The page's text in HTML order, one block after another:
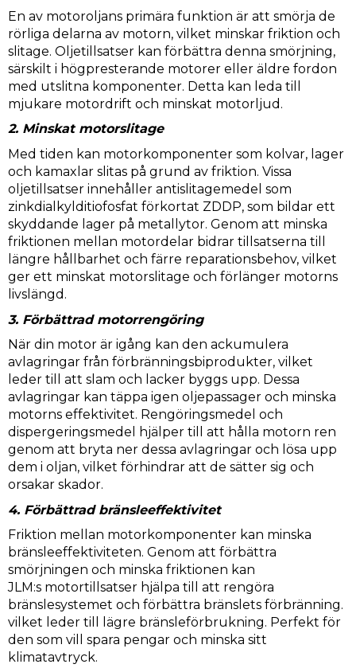
En av motoroljans primära funktion är att smörja de
rörliga delarna av motorn, vilket minskar friktion och
slitage. Oljetillsatser kan förbättra denna smörjning,
särskilt i högpresterande motorer eller äldre fordon
med utslitna komponenter. Detta kan leda till
mjukare motordrift och minskat motorljud.
2. Minskat motorslitage
Med tiden kan motorkomponenter som kolvar, lager
och kamaxlar slitas på grund av friktion. Vissa
oljetillsatser innehåller antislitagemedel som
zinkdialkylditiofosfat förkortat ZDDP, som bildar ett
skyddande lager på metallytor. Genom att minska
friktionen mellan motordelar bidrar tillsatserna till
längre hållbarhet och färre reparationsbehov, vilket
ger ett minskat motorslitage och förlänger motorns
livslängd.
3. Förbättrad motorrengöring
När din motor är igång kan den ackumulera
avlagringar från förbränningsbiprodukter, vilket
leder till att slam och lacker byggs upp. Dessa
avlagringar kan täppa igen oljepassager och minska
motorns effektivitet. Rengöringsmedel och
dispergeringsmedel hjälper till att hålla motorn ren
genom att bryta ner dessa avlagringar och lösa upp
dem i oljan, vilket förhindrar att de sätter sig och
orsakar skador.
4. Förbättrad bränsleeffektivitet
Friktion mellan motorkomponenter kan minska
bränsleeffektiviteten. Genom att förbättra
smörjningen och minska friktionen kan
JLM:s motortillsatser hjälpa till att rengöra
bränslesystemet och förbättra bränslets förbränning.
vilket leder till lägre bränsleförbrukning. Perfekt för
den som vill spara pengar och minska sitt
klimatavtryck.